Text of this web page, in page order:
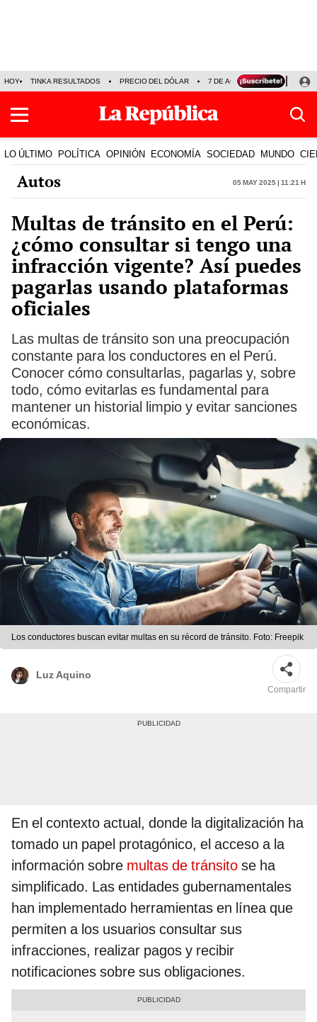
HOY TINKA RESULTADOS PRECIO DEL DÓLAR 7 DE AGOSTO OLLANTA
LO ÚLTIMO POLÍTICA OPINIÓN ECONOMÍA SOCIEDAD MUNDO
Autos 05 May 2025 | 11:21 h
Multas de tránsito en el Perú:
¿cómo consultar si tengo una
infracción vigente? Así puedes
pagarlas usando plataformas
oficiales
Las multas de tránsito son una preocupación
constante para los conductores en el Perú.
Conocer cómo consultarlas, pagarlas y, sobre
todo, cómo evitarlas es fundamental para
mantener un historial limpio y evitar sanciones
económicas.
Los conductores buscan evitar multas en su récord de tránsito. Foto: Freepik
Luz Aquino
Compartir
En el contexto actual, donde la digitalización ha
tomado un papel protagónico, el acceso a la
información sobre multas de tránsito se ha
simplificado. Las entidades gubernamentales
han implementado herramientas en línea que
permiten a los usuarios consultar sus
infracciones, realizar pagos y recibir
notificaciones sobre sus obligaciones.